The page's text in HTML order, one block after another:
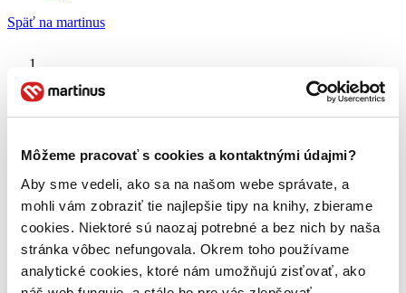
Môžeme pracovať s cookies a kontaktnými údajmi?
Aby sme vedeli, ako sa na našom webe správate, a
mohli vám zobraziť tie najlepšie tipy na knihy, zbierame
cookies. Niektoré sú naozaj potrebné a bez nich by naša
stránka vôbec nefungovala. Okrem toho používame
analytické cookies, ktoré nám umožňujú zisťovať, ako
Späť na martinus
Kým si po nás príde
O nás
Náš príbeh
Galéria Martinusu
Zodpovednosť
Sme B Corp